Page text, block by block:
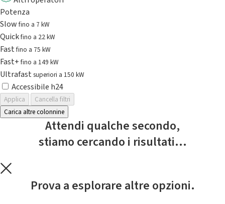
Potenza
Slowfino a 7 kW
Quickfino a 22 kW
Fastfino a 75 kW
Fast+fino a 149 kW
Ultrafast superiori a 150 kW
Accessibile h24
Applica
Cancella filtri
Carica altre colonnine
Attendi qualche secondo,
stiamo cercando i risultati...
Prova a esplorare altre opzioni.